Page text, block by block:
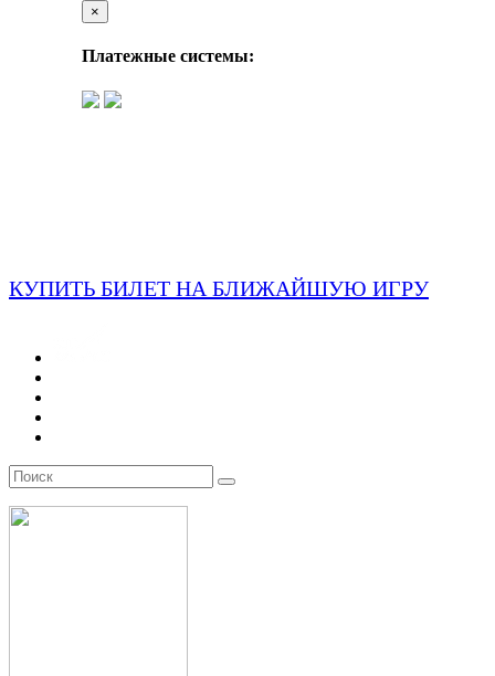
×
Платежные системы:
КУПИТЬ БИЛЕТ НА БЛИЖАЙШУЮ ИГРУ